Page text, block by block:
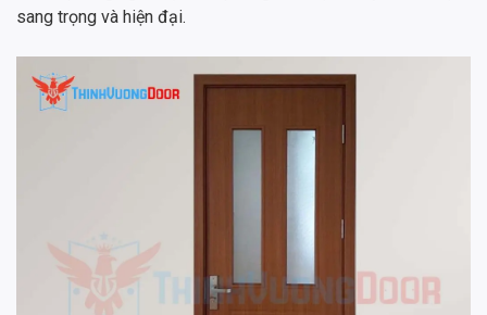
sang trọng và hiện đại.